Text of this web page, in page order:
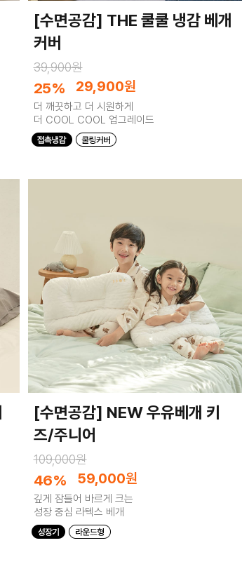
[수면공감] THE 쿨쿨 냉감 베개
커버
39,900원
25% 29,900원
더 깨끗하고 더 시원하게
더 COOL COOL 업그레이드
[수면공감] NEW 우유베개 키
즈/주니어
109,000원
46% 59,000원
깊게 잠들어 바르게 크는
성장 중심 라텍스 베개